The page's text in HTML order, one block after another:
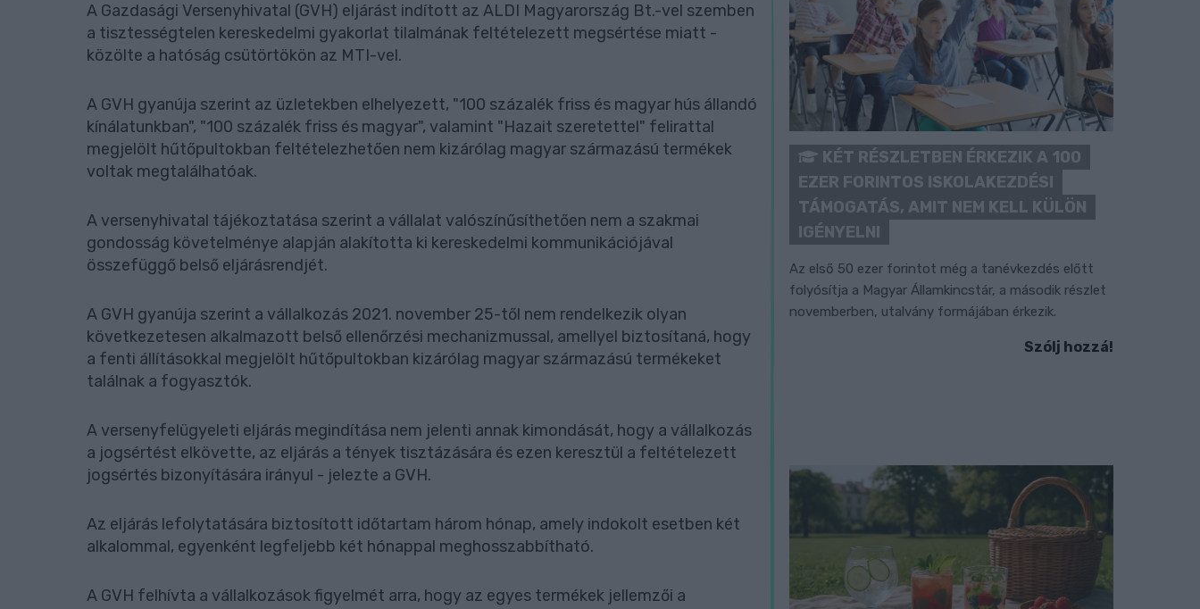
A Gazdasági Versenyhivatal (GVH) eljárást indított az ALDI Magyarország Bt.-vel szemben
a tisztességtelen kereskedelmi gyakorlat tilalmának feltételezett megsértése miatt -
közölte a hatóság csütörtökön az MTI-vel.
A GVH gyanúja szerint az üzletekben elhelyezett, "100 százalék friss és magyar hús állandó
kínálatunkban", "100 százalék friss és magyar", valamint "Hazait szeretettel" felirattal
megjelölt hűtőpultokban feltételezhetően nem kizárólag magyar származású termékek
voltak megtalálhatóak.
A versenyhivatal tájékoztatása szerint a vállalat valószínűsíthetően nem a szakmai
gondosság követelménye alapján alakította ki kereskedelmi kommunikációjával
összefüggő belső eljárásrendjét.
A GVH gyanúja szerint a vállalkozás 2021. november 25-től nem rendelkezik olyan
következetesen alkalmazott belső ellenőrzési mechanizmussal, amellyel biztosítaná, hogy
a fenti állításokkal megjelölt hűtőpultokban kizárólag magyar származású termékeket
találnak a fogyasztók.
A versenyfelügyeleti eljárás megindítása nem jelenti annak kimondását, hogy a vállalkozás
a jogsértést elkövette, az eljárás a tények tisztázására és ezen keresztül a feltételezett
jogsértés bizonyítására irányul - jelezte a GVH.
Az eljárás lefolytatására biztosított időtartam három hónap, amely indokolt esetben két
alkalommal, egyenként legfeljebb két hónappal meghosszabbítható.
A GVH felhívta a vállalkozások figyelmét arra, hogy az egyes termékek jellemzői a
KÉT RÉSZLETBEN ÉRKEZIK A 100
EZER FORINTOS ISKOLAKEZDÉSI
TÁMOGATÁS, AMIT NEM KELL KÜLÖN
IGÉNYELNI
Az első 50 ezer forintot még a tanévkezdés előtt
folyósítja a Magyar Államkincstár, a második részlet
novemberben, utalvány formájában érkezik.
Szólj hozzá!